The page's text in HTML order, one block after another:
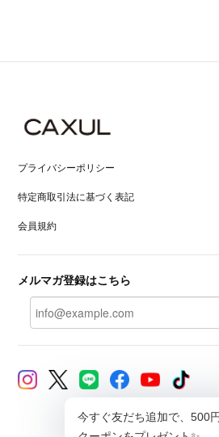
プライバシーポリシー
特定商取引法に基づく表記
会員規約
メルマガ登録はこちら